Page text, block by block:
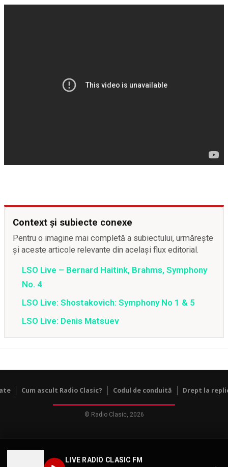
LIVE RADIO CLASIC FM
Context și subiecte conexe
Pentru o imagine mai completă a subiectului, urmărește
și aceste articole relevante din același flux editorial.
LSO Live – Bernard Haitink, Brahms, Symphony
No. 4
LSO Live: Shostakovich: Symphony No 1 & 5
LSO Live: Denis Matsuev
Cum ascult Radio Clasic? Codul de conduită Drept la
© Radio Clasic, 2026